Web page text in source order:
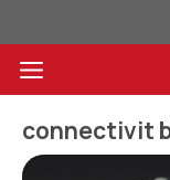
au
contenuMenu
connectivit